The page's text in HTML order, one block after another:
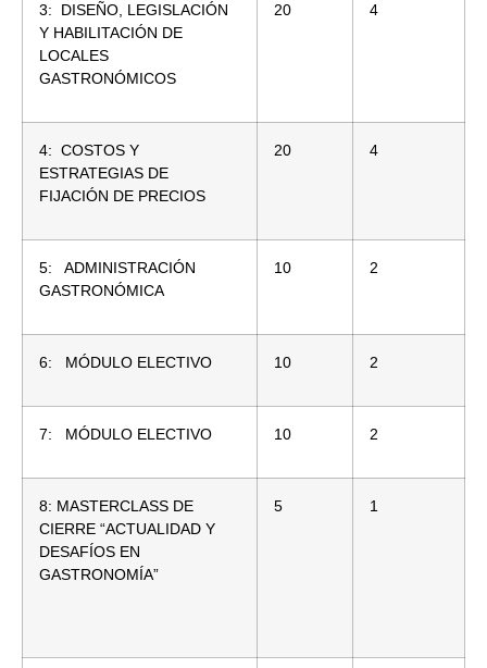
3: DISEÑO, LEGISLACIÓN
Y HABILITACIÓN DE
LOCALES
GASTRONÓMICOS
20 4
4: COSTOS Y
ESTRATEGIAS DE
FIJACIÓN DE PRECIOS
20 4
5: ADMINISTRACIÓN
GASTRONÓMICA
10 2
6: MÓDULO ELECTIVO 10 2
7: MÓDULO ELECTIVO 10 2
8: MASTERCLASS DE
CIERRE “ACTUALIDAD Y
DESAFÍOS EN
GASTRONOMÍA”
5 1